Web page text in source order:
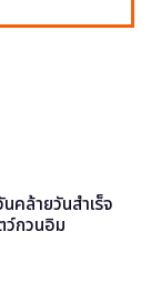
คล้ายวันสำเร็จ
ว์กวนอิม